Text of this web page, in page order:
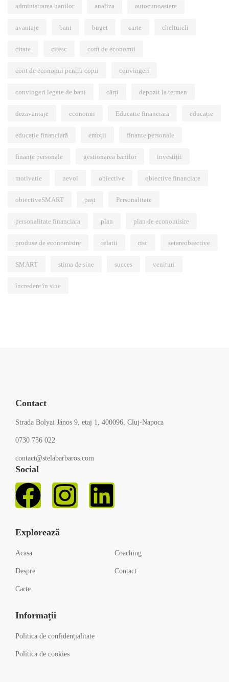
administrarea banilor analiza autocunoastere
avantaje bani buget carte cheltuieli
citate citesc cont de economii
cont de economii pentru copii convingeri
convingeri legate de bani cărți depozit la termen
dezavantaje economii Educatie financiara educație
educație financiară emoții finante personale
finanțe personale gestionarea banilor investiții
motivatie nevoi obiective obiective financiare
obiectiveSMART pași Personalitate
personalitate financiara plan plan de economisire
produse de economisire relatii risc setareobiective
SMART stima de sine succes venituri
încredere în sine
Contact
Strada Bolyai János 9, etaj 1, 400096, Cluj-Napoca
0730 756 022
contact@stelabarbaros.com
Social
Explorează
Acasa Coaching
Despre Contact
Carte
Informații
Politica de confidențialitate
Politica de cookies